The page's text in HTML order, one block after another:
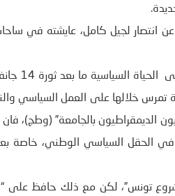
انتصار لجيل كامل، عايشته في
تمرس خلالها على العمل السياسي
الديمقراطيون بالجامعة” (وطج)، فان
تونس”، لكن مع ذلك حافظ على